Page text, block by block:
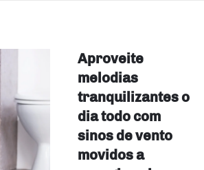
Aproveite
melodias
tranquilizantes o
dia todo com
sinos de vento
movidos a